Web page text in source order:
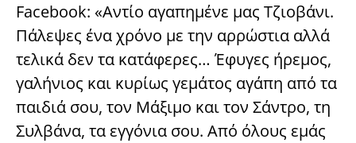
Facebook: «Αντίο αγαπημένε μας Τζιοβάνι.
Πάλεψες ένα χρόνο με την αρρώστια αλλά
τελικά δεν τα κατάφερες… Έφυγες ήρεμος,
γαλήνιος και κυρίως γεμάτος αγάπη από τα
παιδιά σου, τον Μάξιμο και τον Σάντρο, τη
Συλβάνα, τα εγγόνια σου. Από όλους εμάς